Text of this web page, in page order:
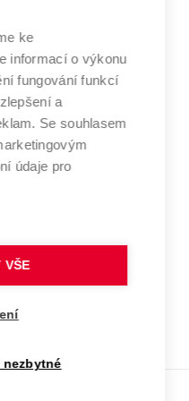
učení
technické
ke
informací o výkonu
fungování funkcí
a
Se souhlasem
údaje pro
VŠE
nezbytné